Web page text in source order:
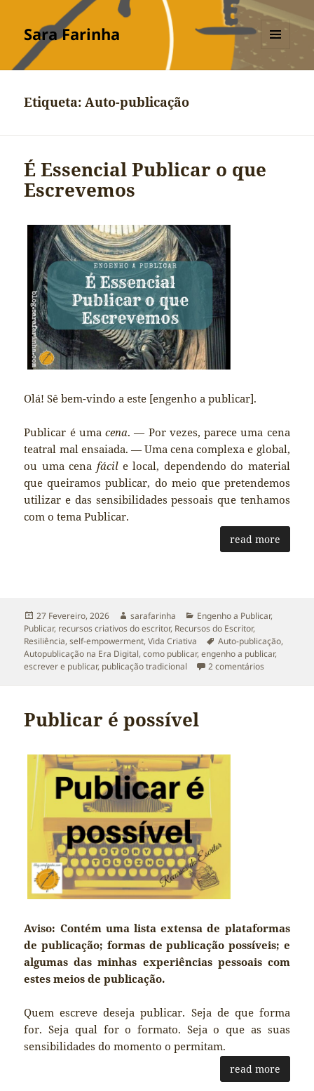
Sara Farinha
MENU
Etiqueta:Auto-publicação
É Essencial Publicar o que
Escrevemos
Olá! Sê bem-vindo a este [engenho a publicar].
Publicar é umacena. — Por vezes, parece uma cena
teatral mal ensaiada. — Uma cena complexa e global,
ou uma cena fácile local, dependendo do material
que queiramos publicar, do meio que pretendemos
utilizar e das sensibilidades pessoais que tenhamos
com o tema Publicar.
read more
Publicado
a
27 Fevereiro, 2026 Autor
sarafarinha Categorias
Engenho a Publicar,
Publicar, recursos criativos do escritor, Recursos do Escritor,
Resiliência,self-empowerment,Vida Criativa Etiquetas
Auto-publicação,
Autopublicação na Era Digital,como publicar,engenho a publicar,
escrever e publicar, publicação tradicional 2 comentários
Publicar é possível
Aviso: Contém uma lista extensa de plataformas
de publicação; formas de publicação possíveis; e
algumas das minhas experiências pessoais com
estes meios de publicação.
Quem escreve deseja publicar. Seja de que forma
for. Seja qual for o formato. Seja o que as suas
sensibilidades do momento o permitam.
read more